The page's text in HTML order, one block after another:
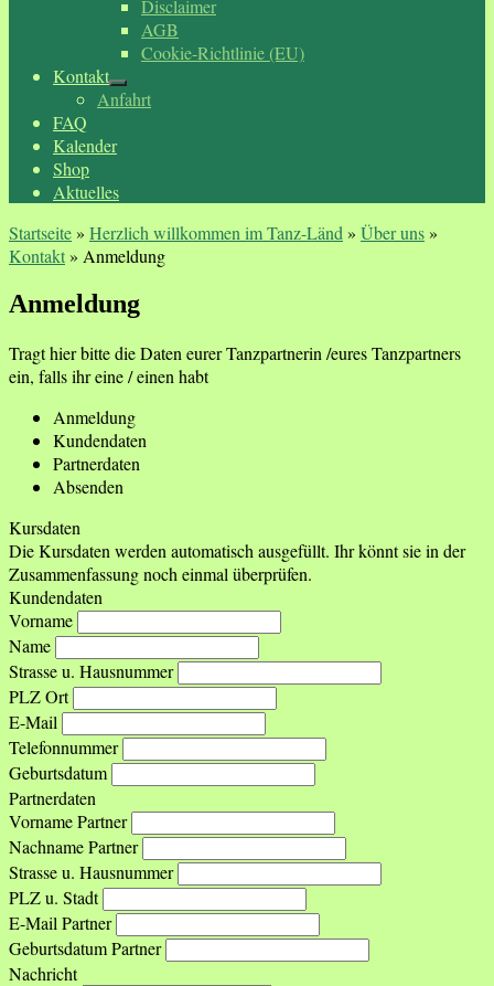
Disclaimer
AGB
Cookie-Richtlinie (EU)
Kontakt
Anfahrt
FAQ
Kalender
Shop
Aktuelles
Startseite» Herzlich willkommen im Tanz-Länd » Über uns»
Kontakt» Anmeldung
Anmeldung
Tragt hier bitte die Daten eurer Tanzpartnerin /eures Tanzpartners
ein, falls ihr eine / einen habt
Anmeldung
Kundendaten
Partnerdaten
Absenden
Kursdaten
Die Kursdaten werden automatisch ausgefüllt. Ihr könnt sie in der
Zusammenfassung noch einmal überprüfen.
Kundendaten
Vorname
Name
Strasse u. Hausnummer
PLZ Ort
E-Mail
Telefonnummer
Geburtsdatum
Partnerdaten
Vorname Partner
Nachname Partner
Strasse u. Hausnummer
PLZ u. Stadt
E-Mail Partner
Geburtsdatum Partner
Nachricht